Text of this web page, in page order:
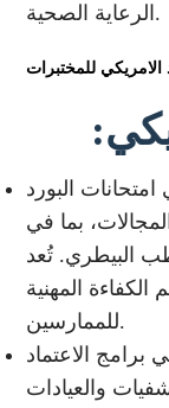
الرعاية الصحية.
الامريكي للمختبرات
امتحانات البورد
بما في
البيطري. تُعد
الكفاءة المهنية
للممارسين.
برامج الاعتماد
والعيادات